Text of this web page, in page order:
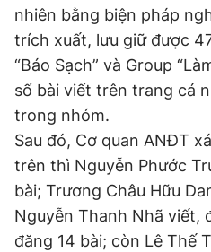
nhiên bằng biện pháp
trích xuất, lưu giữ được
“Báo Sạch” và Group
số bài viết trên trang cá
trong nhóm.
Sau đó, Cơ quan ANĐT
trên thì Nguyễn Phước
bài; Trương Châu Hữu
Nguyễn Thanh Nhã viết,
đăng 14 bài; còn Lê Thế